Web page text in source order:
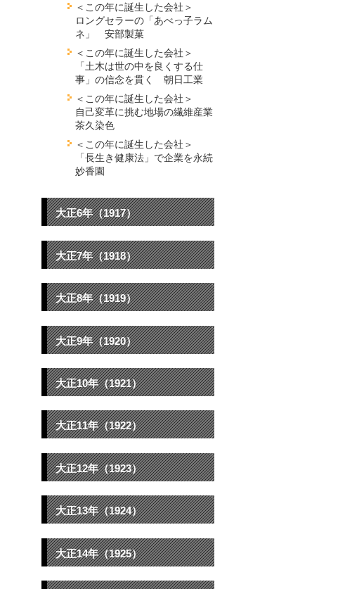
＜この年に誕生した会社＞
ロングセラーの「あべっ子ラム
ネ」 安部製菓
＜この年に誕生した会社＞
「土木は世の中を良くする仕
事」の信念を貫く 朝日工業
＜この年に誕生した会社＞
自己変革に挑む地場の繊維産業
茶久染色
＜この年に誕生した会社＞
「長生き健康法」で企業を永続
妙香園
大正6年（1917）
大正7年（1918）
大正8年（1919）
大正9年（1920）
大正10年（1921）
大正11年（1922）
大正12年（1923）
大正13年（1924）
大正14年（1925）